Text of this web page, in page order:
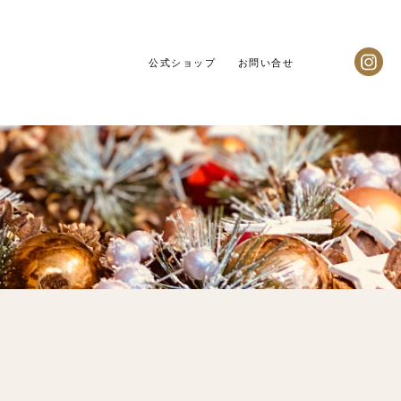
公式ショップ お問い合せ